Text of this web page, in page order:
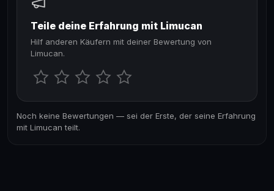
Teile deine Erfahrung mit Limucan
Hilf anderen Käufern mit deiner Bewertung von
Limucan.
Noch keine Bewertungen — sei der Erste, der seine Erfahrung
mit Limucan teilt.